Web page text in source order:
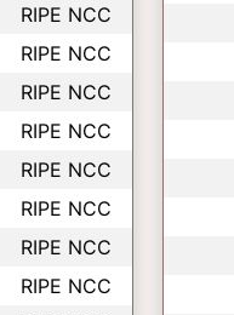
RIPE NCC
RIPE NCC
RIPE NCC
RIPE NCC
RIPE NCC
RIPE NCC
RIPE NCC
RIPE NCC